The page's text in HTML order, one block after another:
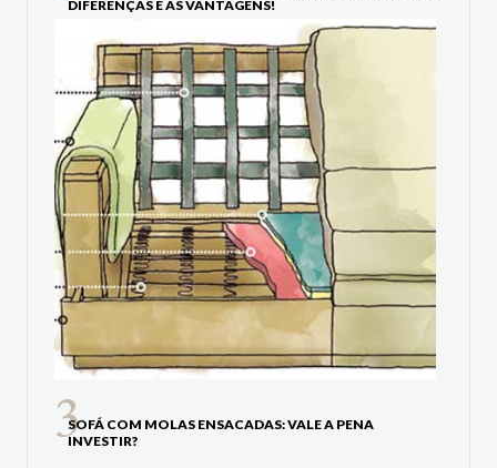
DIFERENÇAS E AS VANTAGENS!
SOFÁ COM MOLAS ENSACADAS: VALE A PENA
INVESTIR?